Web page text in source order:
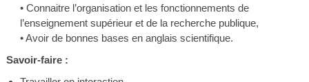
• Connaitre l’organisation et les fonctionnements de
l’enseignement supérieur et de la recherche publique,
• Avoir de bonnes bases en anglais scientifique.
Savoir-faire :